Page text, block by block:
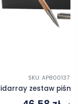
SKU: AP800137
zestaw